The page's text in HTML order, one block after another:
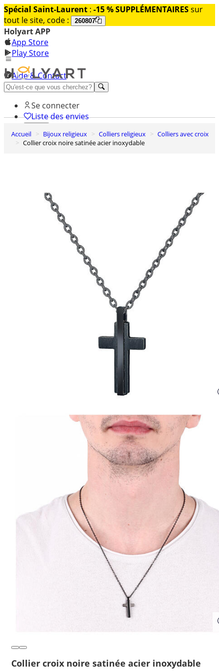
Spécial Saint-Laurent : -15 % SUPPLÉMENTAIRESsur
tout le site, code :
260807
Holyart APP
App Store
Play Store
Aide & Contact
Découvrez Premium
Se connecter
Liste des envies
0
Panier
Accueil Bijoux religieux Colliers religieux
Colliers avec croix
Collier croix noire satinée acier inoxydable
Collier croix noire satinée acier inoxydable